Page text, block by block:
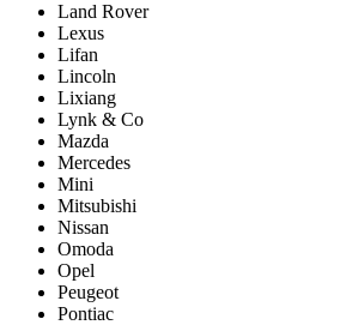
Land Rover
Lexus
Lifan
Lincoln
Lixiang
Lynk & Co
Mazda
Mercedes
Mini
Mitsubishi
Nissan
Omoda
Opel
Peugeot
Pontiac